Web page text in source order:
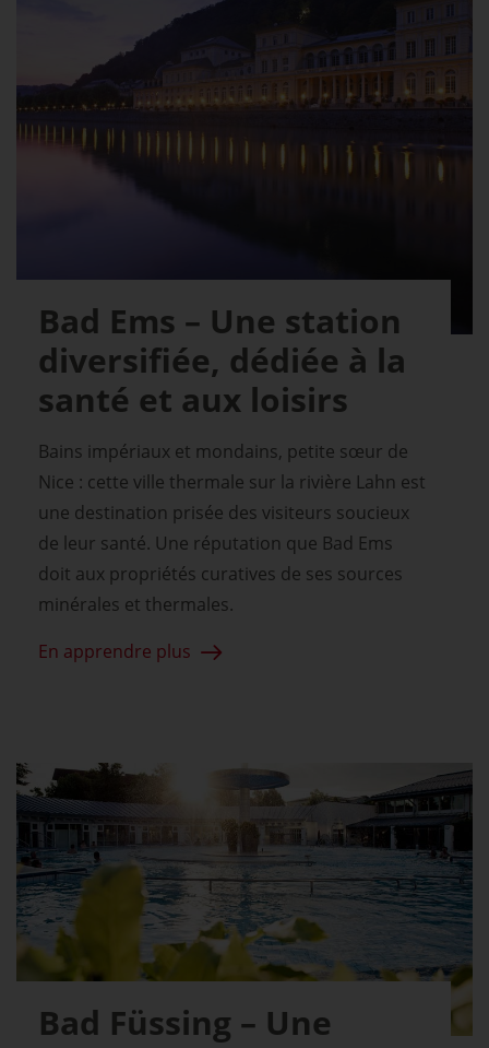
Bad Ems – Une station
diversifiée, dédiée à la
santé et aux loisirs
Bains impériaux et mondains, petite sœur de
Nice : cette ville thermale sur la rivière Lahn est
une destination prisée des visiteurs soucieux
de leur santé. Une réputation que Bad Ems
doit aux propriétés curatives de ses sources
minérales et thermales.
En apprendre plus
Bad Füssing – Une